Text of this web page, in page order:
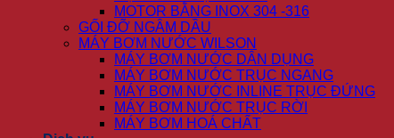
MOTOR BẰNG INOX 304 -316
GỐI ĐỠ NGÂM DẦU
MÁY BƠM NƯỚC WILSON
MÁY BƠM NƯỚC DÂN DỤNG
MÁY BƠM NƯỚC TRỤC NGANG
MÁY BƠM NƯỚC INLINE TRỤC ĐỨNG
MÁY BƠM NƯỚC TRỤC RỜI
MÁY BƠM HOÁ CHẤT